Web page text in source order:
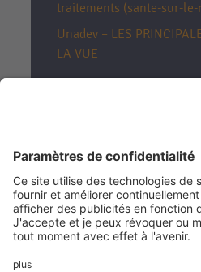
traitements (sante-sur-le-
Unadev – LES
LA VUE
A quel rythme
consulter un